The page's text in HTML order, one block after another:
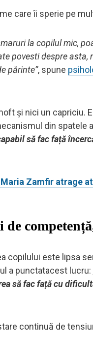
care îi sperie pe
la copilul mic,
povesti despre
părinte”, spune
și nici un capriciu.
din spatele
să fac față
Zamfir atrage
copilului este lipsa
a punctatacest lucru:
să fac față cu
continuă de